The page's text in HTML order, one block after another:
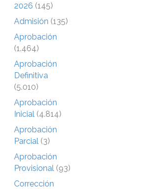
2026 (145)
Admisión (135)
Aprobación
(1.464)
Aprobación
Definitiva
(5.010)
Aprobación
Inicial (4.814)
Aprobación
Parcial (3)
Aprobación
Provisional (93)
Corrección